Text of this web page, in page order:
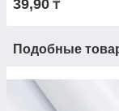
39,90 ₸
Подобные